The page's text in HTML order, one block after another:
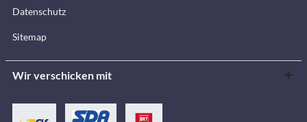
Datenschutz
Sitemap
Wir verschicken mit